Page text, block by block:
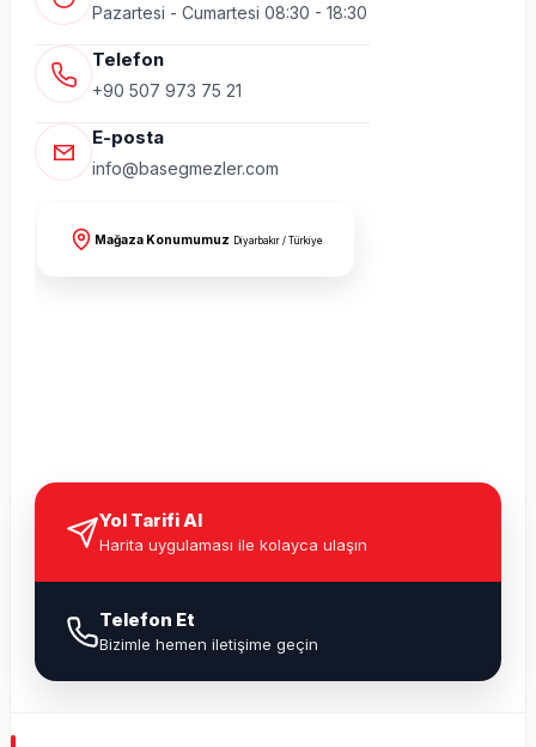
Pazartesi - Cumartesi 08:30 - 18:30
Telefon
+90 507 973 75 21
E-posta
info@basegmezler.com
Mağaza Konumumuz Diyarbakır / Türkiye
Yol Tarifi Al
Harita uygulaması ile kolayca ulaşın
Telefon Et
Bizimle hemen iletişime geçin